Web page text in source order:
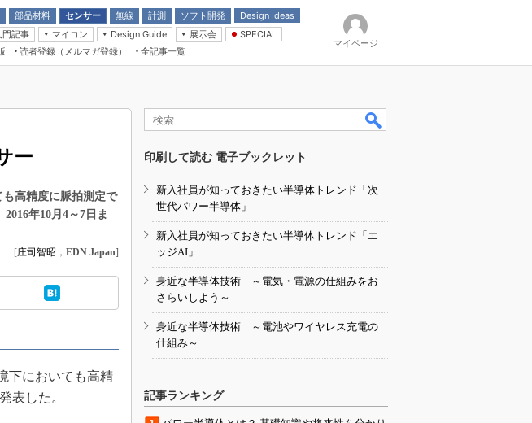
部品材料
センサー 無線 計測 ソフト開発
Design Ideas
アナログ機能回路
計測とテスト
門記事
マイコン
Design Guide
展示会
CEATEC
組込み/エッジコンピューティング展
人とくるま展
SPECIAL
Microchip情報
読者登録（メルマガ登録） 全記事一覧
マイページ
ー
高精度に脈拍測定で
年10月4～7日ま
[庄司智昭 ， EDN Japan]
下においても高精
表した。
印刷して読む 電子ブックレット
新入社員が知っておきたい半導体トレンド「次
世代パワー半導体」
新入社員が知っておきたい半導体トレンド「エ
ッジAI」
身近な半導体技術 ～電気・電源の仕組みをお
さらいしよう～
身近な半導体技術 ～電池やワイヤレス充電の
仕組み～
記事ランキング